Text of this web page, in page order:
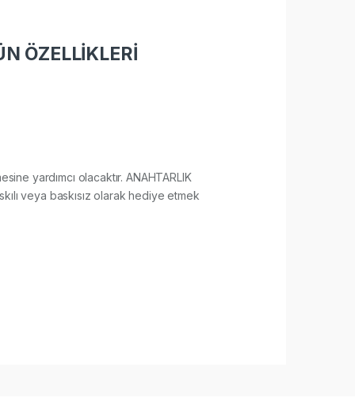
ÖZELLİKLERİ
yardımcı olacaktır. ANAHTARLIK
veya baskısız olarak hediye etmek